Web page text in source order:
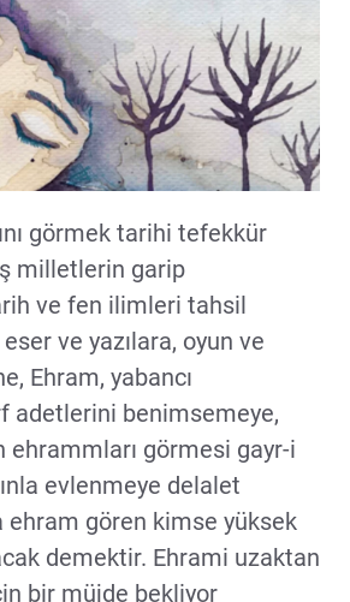
görmek tarihi tefekkür
milletlerin garip
ve fen ilimleri tahsil
ve yazılara, oyun ve
Ehram, yabancı
adetlerini benimsemeye,
ehrammları görmesi gayr-i
evlenmeye delalet
ehram gören kimse yüksek
demektir. Ehrami uzaktan
bir müjde bekliyor